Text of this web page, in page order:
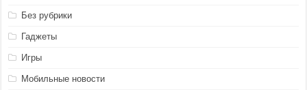
Без рубрики
Гаджеты
Игры
Мобильные новости